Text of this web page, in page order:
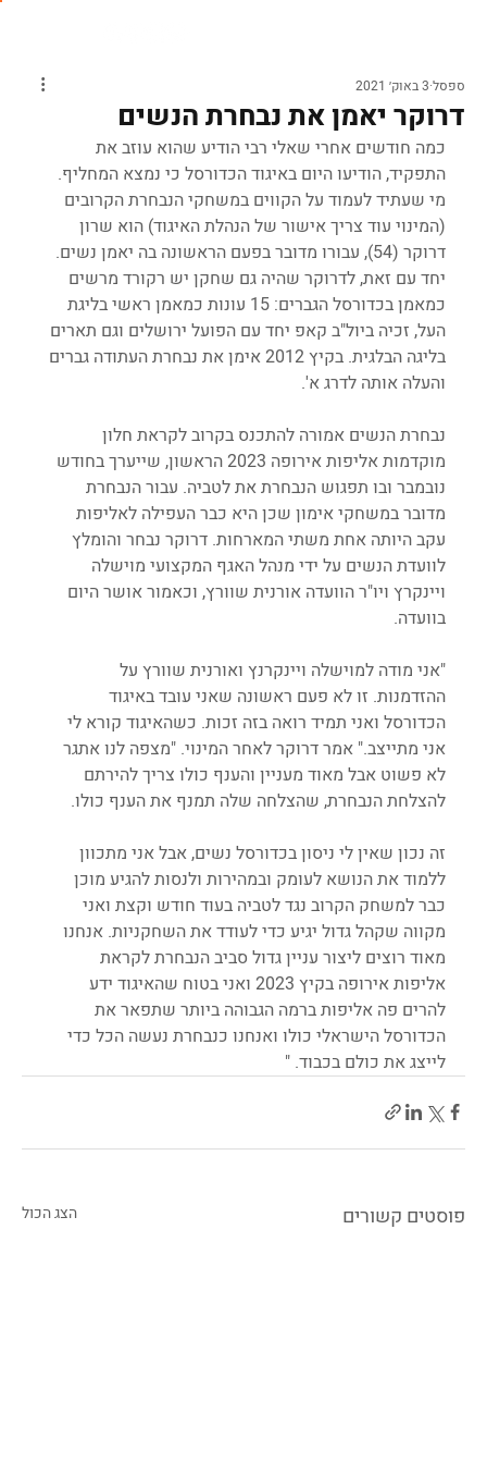
דרוקר יאמן את נבחרת הנשים
ספסל 3 באוק׳ 2021
כמה חודשים אחרי שאלי רבי הודיע שהוא עוזב את
התפקיד, הודיעו היום באיגוד הכדורסל כי נמצא המחליף.
מי שעתיד לעמוד על הקווים במשחקי הנבחרת הקרובים
(המינוי עוד צריך אישור של הנהלת האיגוד) הוא שרון
דרוקר (54), עבורו מדובר בפעם הראשונה בה יאמן נשים.
יחד עם זאת, לדרוקר שהיה גם שחקן יש רקורד מרשים
כמאמן בכדורסל הגברים: 15 עונות כמאמן ראשי בליגת
העל, זכיה ביול"ב קאפ יחד עם הפועל ירושלים וגם תארים
בליגה הבלגית. בקיץ 2012 אימן את נבחרת העתודה גברים
והעלה אותה לדרג א'.
נבחרת הנשים אמורה להתכנס בקרוב לקראת חלון
מוקדמות אליפות אירופה 2023 הראשון, שייערך בחודש
נובמבר ובו תפגוש הנבחרת את לטביה. עבור הנבחרת
מדובר במשחקי אימון שכן היא כבר העפילה לאליפות
עקב היותה אחת משתי המארחות. דרוקר נבחר והומלץ
לוועדת הנשים על ידי מנהל האגף המקצועי מוישלה
ויינקרץ ויו"ר הוועדה אורנית שוורץ, וכאמור אושר היום
בוועדה.
"אני מודה למוישלה ויינקרנץ ואורנית שוורץ על
ההזדמנות. זו לא פעם ראשונה שאני עובד באיגוד
הכדורסל ואני תמיד רואה בזה זכות. כשהאיגוד קורא לי
אני מתייצב." אמר דרוקר לאחר המינוי. "מצפה לנו אתגר
לא פשוט אבל מאוד מעניין והענף כולו צריך להירתם
להצלחת הנבחרת, שהצלחה שלה תמנף את הענף כולו.
זה נכון שאין לי ניסון בכדורסל נשים, אבל אני מתכוון
ללמוד את הנושא לעומק ובמהירות ולנסות להגיע מוכן
כבר למשחק הקרוב נגד לטביה בעוד חודש וקצת ואני
מקווה שקהל גדול יגיע כדי לעודד את השחקניות. אנחנו
מאוד רוצים ליצור עניין גדול סביב הנבחרת לקראת
אליפות אירופה בקיץ 2023 ואני בטוח שהאיגוד ידע
להרים פה אליפות ברמה הגבוהה ביותר שתפאר את
הכדורסל הישראלי כולו ואנחנו כנבחרת נעשה הכל כדי
לייצג את כולם בכבוד. "
פוסטים קשורים הצג הכול